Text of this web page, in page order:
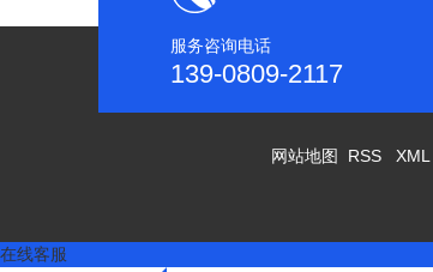
服务咨询电话
139-0809-2117
网站地图 RSS XML
在线客服